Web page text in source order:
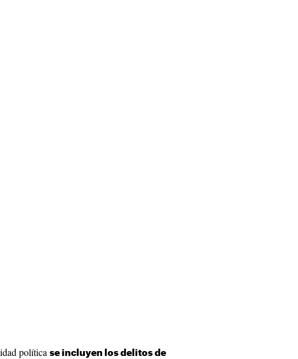
política se incluyen los delitos de